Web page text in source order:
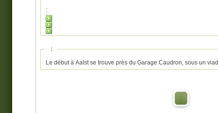
:
:
Le début à Aalst se trouve près du Garage Caudron, sous un